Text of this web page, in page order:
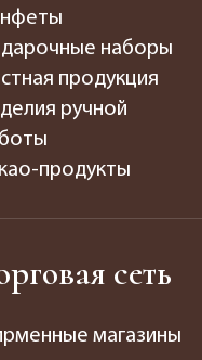
наборы
продукция
ручной
продукты
сеть
магазины